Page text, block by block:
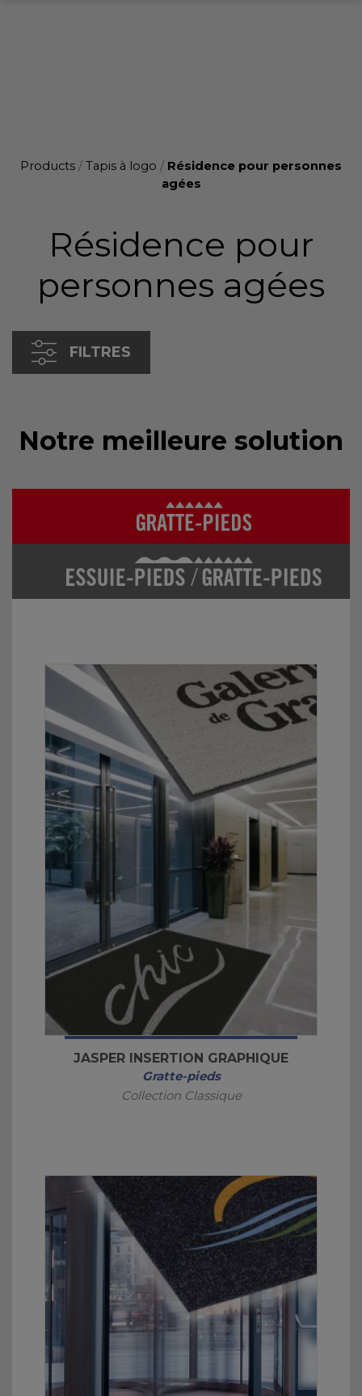
Products / Tapis à logo / Résidence pour personnes
agées
Résidence pour
personnes agées
FILTRES
Notre meilleure solution
JASPER INSERTION GRAPHIQUE
Gratte-pieds
Collection Classique